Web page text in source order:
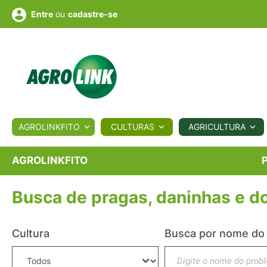
BIOLÓGICOS COTAÇÕES NOTÍCIAS
Conversor Colunistas Eventos
Fotos
e
Entre ou cadastre-se
AGROLINKFITO CULTURAS AGRICULTURA
AGROLINKFITO
Busca de pragas, daninhas e
Cultura Busca por nome
Digite sua busca